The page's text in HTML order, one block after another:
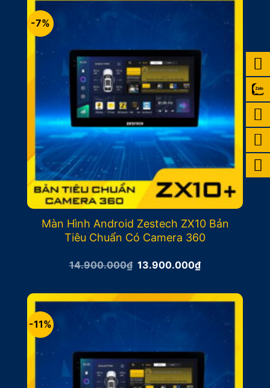
-7%
Màn Hình Android Zestech ZX10 Bản
Tiêu Chuẩn Có Camera 360
14.900.000₫ Giá
14.900.000₫.
13.900.000₫Giá
là:
13.900.000₫.
-11%